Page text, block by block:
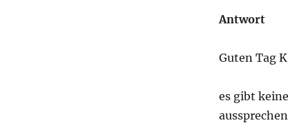
Antwort
Guten Tag
es gibt